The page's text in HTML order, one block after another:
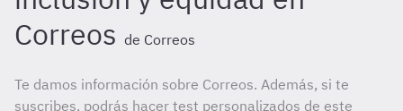
Correos de Correos
Te damos información sobre Correos. Además, si te
suscribes, podrás hacer test personalizados de este